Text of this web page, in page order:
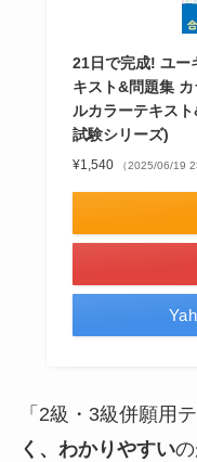
21日で完成! ユー
キスト&問題集
ルカラーテキス
試験シリーズ)
¥1,540 （2025/06/19
「2級・3級併願用
く、わかりやすいの